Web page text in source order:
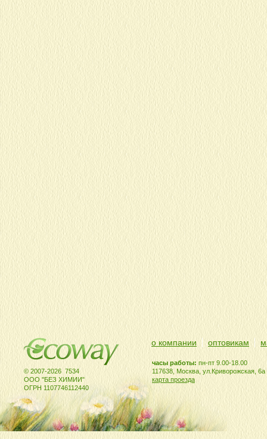
© 2007-2026 7534
ООО "БЕЗ ХИМИИ"
ОГРН 1107746112440
часы работы: пн-пт 9.00-18.00
117638, Москва, ул.Криворожская, 6а
карта проезда
о компании оптовикам